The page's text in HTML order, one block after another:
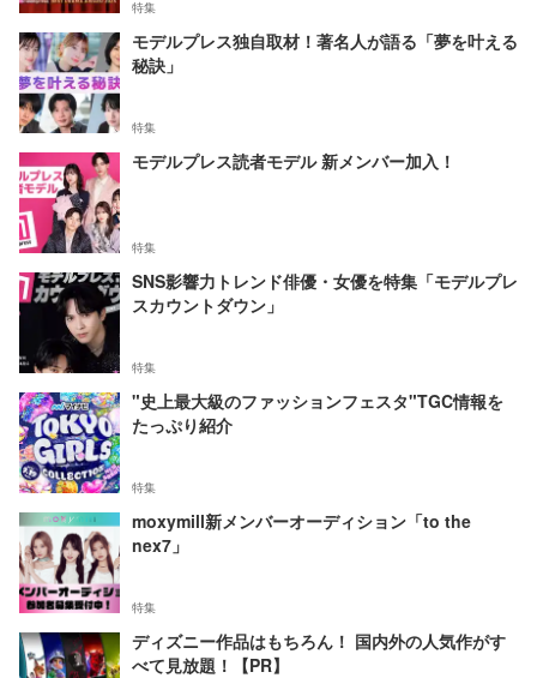
特集
モデルプレス独自取材！著名人が語る「夢を叶える
秘訣」
特集
モデルプレス読者モデル 新メンバー加入！
特集
SNS影響力トレンド俳優・女優を特集「モデルプレ
スカウントダウン」
特集
"史上最大級のファッションフェスタ"TGC情報を
たっぷり紹介
特集
moxymill新メンバーオーディション「to the
nex7」
特集
ディズニー作品はもちろん！ 国内外の人気作がす
べて見放題！【PR】